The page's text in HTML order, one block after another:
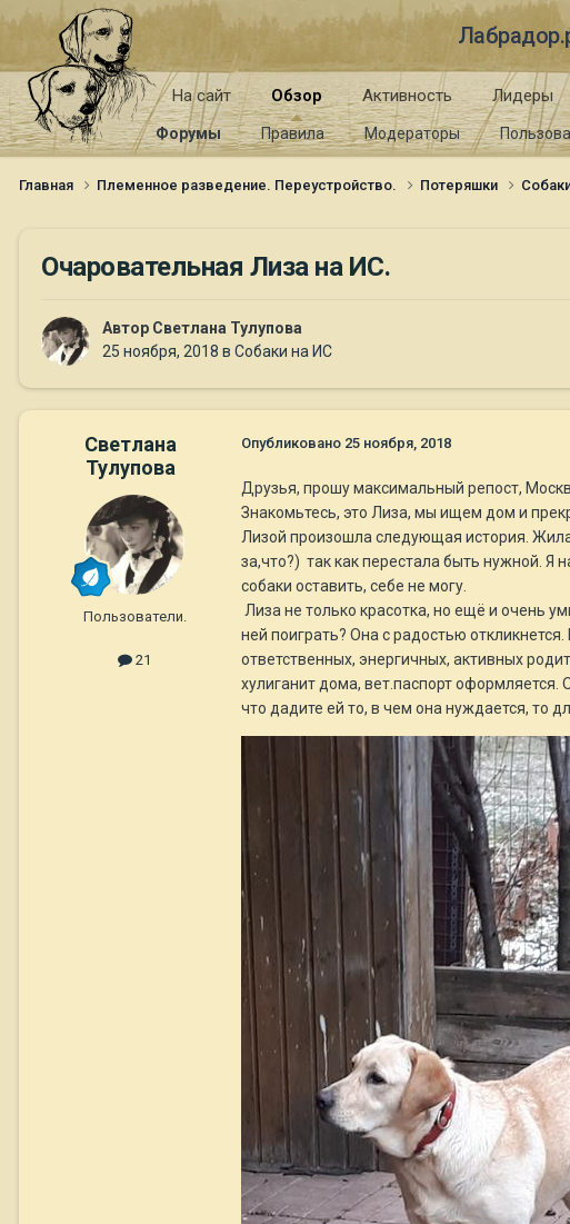
На сайт Обзор
Форумы Правила Модераторы
Активность Лидеры
Главная Племенное разведение. Переустройство. Потеряшки
Очаровательная Лиза на ИС.
Автор Светлана Тулупова
25 ноября, 2018 в Собаки на ИС
Светлана
Тулупова
Пользователи.
21
Опубликовано 25 ноября, 2018
Друзья, прошу максимальный репост,
Знакомьтесь, это Лиза, мы ищем дом и
Лизой произошла следующая история.
за,что?) так как перестала быть нужной. Я
собаки оставить, себе не могу.
Лиза не только красотка, но ещё и очень
ней поиграть? Она с радостью
ответственных, энергичных, активных
хулиганит дома, вет.паспорт
что дадите ей то, в чем она нуждается, то